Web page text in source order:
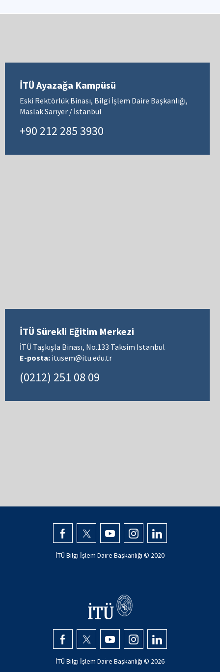
İTÜ Ayazağa Kampüsü
Eski Rektörlük Binası, Bilgi İşlem Daire Başkanlığı,
Maslak Sarıyer / İstanbul
+90 212 285 3930
İTÜ Sürekli Eğitim Merkezi
İTÜ Taşkışla Binası, No.133 Taksim Istanbul
E-posta: itusem@itu.edu.tr
(0212) 251 08 09
İTÜ Bilgi İşlem Daire Başkanlığı © 2020
İTÜ Bilgi İşlem Daire Başkanlığı © 2026